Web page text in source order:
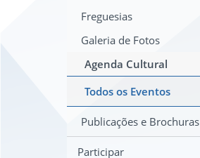
Freguesias
Galeria de Fotos
Agenda Cultural
Todos os Eventos
Publicações e Brochuras
Participar